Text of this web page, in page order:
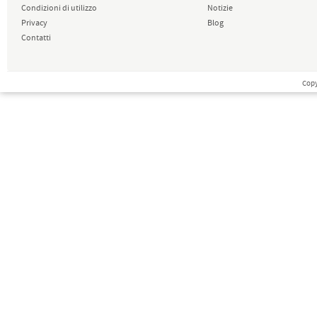
Condizioni di utilizzo
Privacy
Contatti
Notizie
Blog